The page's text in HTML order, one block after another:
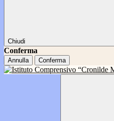
Chiudi
Conferma
Annulla Conferma